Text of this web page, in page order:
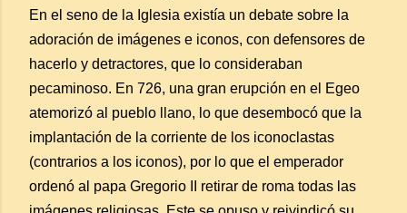
En el seno de la Iglesia existía un debate sobre la
adoración de imágenes e iconos, con defensores de
hacerlo y detractores, que lo consideraban
pecaminoso. En 726, una gran erupción en el Egeo
atemorizó al pueblo llano, lo que desembocó que la
implantación de la corriente de los iconoclastas
(contrarios a los iconos), por lo que el emperador
ordenó al papa Gregorio II retirar de roma todas las